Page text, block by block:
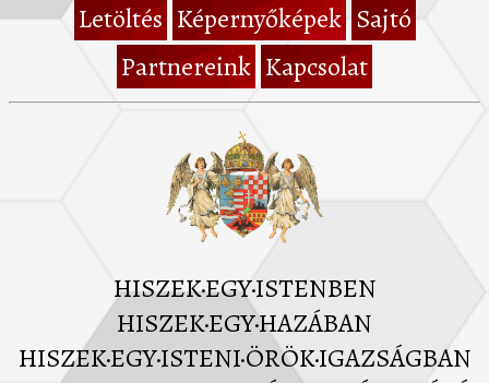
Letöltés Képernyőképek Sajtó
Partnereink Kapcsolat
HISZEK·EGY·ISTENBEN
HISZEK·EGY·HAZÁBAN
HISZEK·EGY·ISTENI·ÖRÖK·IGAZSÁGBAN